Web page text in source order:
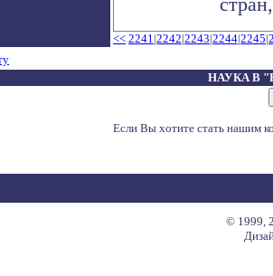
<< 2241|2242|2243|2244|2245|
НАУКА В
Если Вы хотите стать нашим
© 1999,